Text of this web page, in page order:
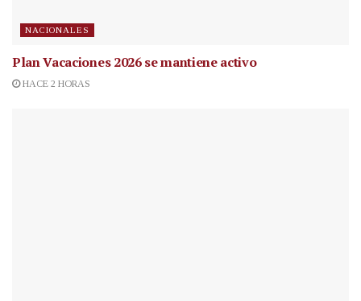
NACIONALES
Plan Vacaciones 2026 se mantiene activo
HACE 2 HORAS